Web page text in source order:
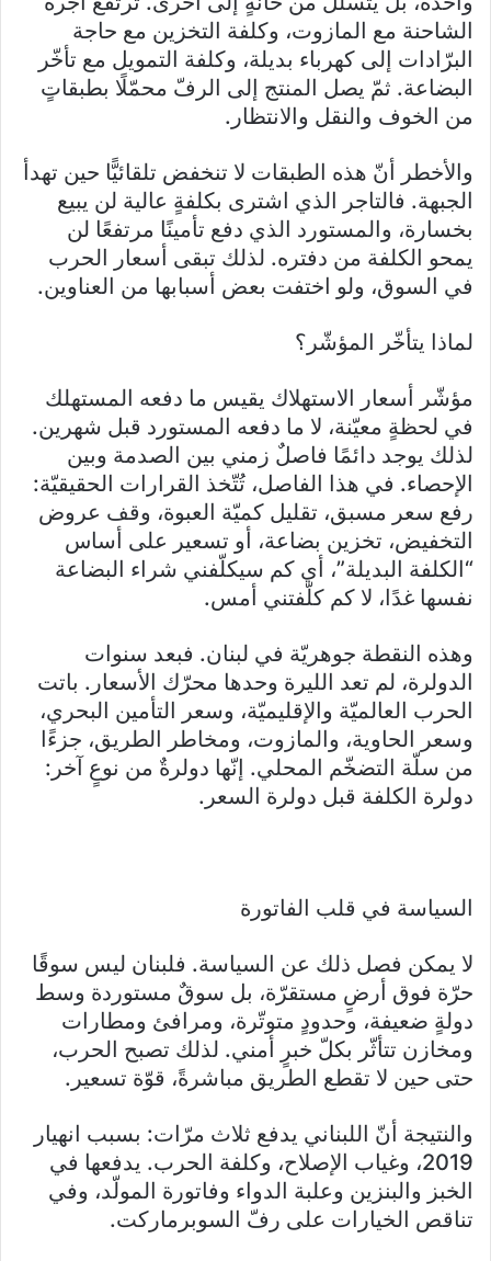
الشاحنة مع المازوت، وكلفة التخزين مع حاجة
البرّادات إلى كهرباء بديلة، وكلفة التمويل مع تأخّر
البضاعة. ثمّ يصل المنتج إلى الرفّ محمّلًا بطبقاتٍ
من الخوف والنقل والانتظار.
والأخطر أنّ هذه الطبقات لا تنخفض تلقائيًّا حين تهدأ
الجبهة. فالتاجر الذي اشترى بكلفةٍ عالية لن يبيع
بخسارة، والمستورد الذي دفع تأمينًا مرتفعًا لن
يمحو الكلفة من دفتره. لذلك تبقى أسعار الحرب
في السوق، ولو اختفت بعض أسبابها من العناوين.
لماذا يتأخّر المؤشّر؟
مؤشّر أسعار الاستهلاك يقيس ما دفعه المستهلك
في لحظةٍ معيّنة، لا ما دفعه المستورد قبل شهرين.
لذلك يوجد دائمًا فاصلٌ زمني بين الصدمة وبين
الإحصاء. في هذا الفاصل، تُتّخذ القرارات الحقيقيّة:
رفع سعر مسبق، تقليل كميّة العبوة، وقف عروض
التخفيض، تخزين بضاعة، أو تسعير على أساس
“الكلفة البديلة”، أي كم سيكلّفني شراء البضاعة
نفسها غدًا، لا كم كلّفتني أمس.
وهذه النقطة جوهريّة في لبنان. فبعد سنوات
الدولرة، لم تعد الليرة وحدها محرّك الأسعار. باتت
الحرب العالميّة والإقليميّة، وسعر التأمين البحري،
وسعر الحاوية، والمازوت، ومخاطر الطريق، جزءًا
من سلّة التضخّم المحلي. إنّها دولرةٌ من نوعٍ آخر:
دولرة الكلفة قبل دولرة السعر.
السياسة في قلب الفاتورة
لا يمكن فصل ذلك عن السياسة. فلبنان ليس سوقًا
حرّة فوق أرضٍ مستقرّة، بل سوقٌ مستوردة وسط
دولةٍ ضعيفة، وحدودٍ متوتّرة، ومرافئ ومطارات
ومخازن تتأثّر بكلّ خبرٍ أمني. لذلك تصبح الحرب،
حتى حين لا تقطع الطريق مباشرةً، قوّة تسعير.
والنتيجة أنّ اللبناني يدفع ثلاث مرّات: بسبب انهيار
2019، وغياب الإصلاح، وكلفة الحرب. يدفعها في
الخبز والبنزين وعلبة الدواء وفاتورة المولّد، وفي
تناقص الخيارات على رفّ السوبرماركت.